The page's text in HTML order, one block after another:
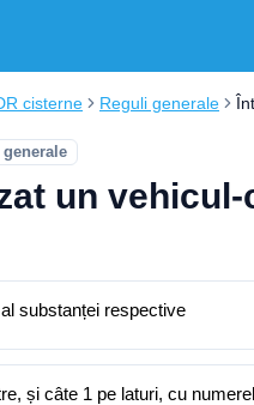
cisterne Reguli generale
generale
un
substanței respective
și câte 1 pe laturi, cu